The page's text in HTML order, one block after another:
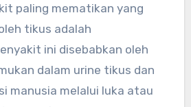
paling mematikan yang
tikus adalah
ini disebabkan oleh
dalam urine tikus dan
manusia melalui luka atau